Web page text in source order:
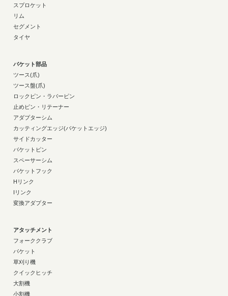
スプロケット
リム
セグメント
タイヤ
バケット部品
ツース(爪)
ツース盤(爪)
ロックピン・ラバーピン
止めピン・リテーナー
アダプターシム
カッティングエッジ(バケットエッジ)
サイドカッター
バケットピン
スペーサーシム
バケットフック
Hリンク
Iリンク
変換アダプター
アタッチメント
フォーククラブ
バケット
草刈り機
クイックヒッチ
大割機
小割機